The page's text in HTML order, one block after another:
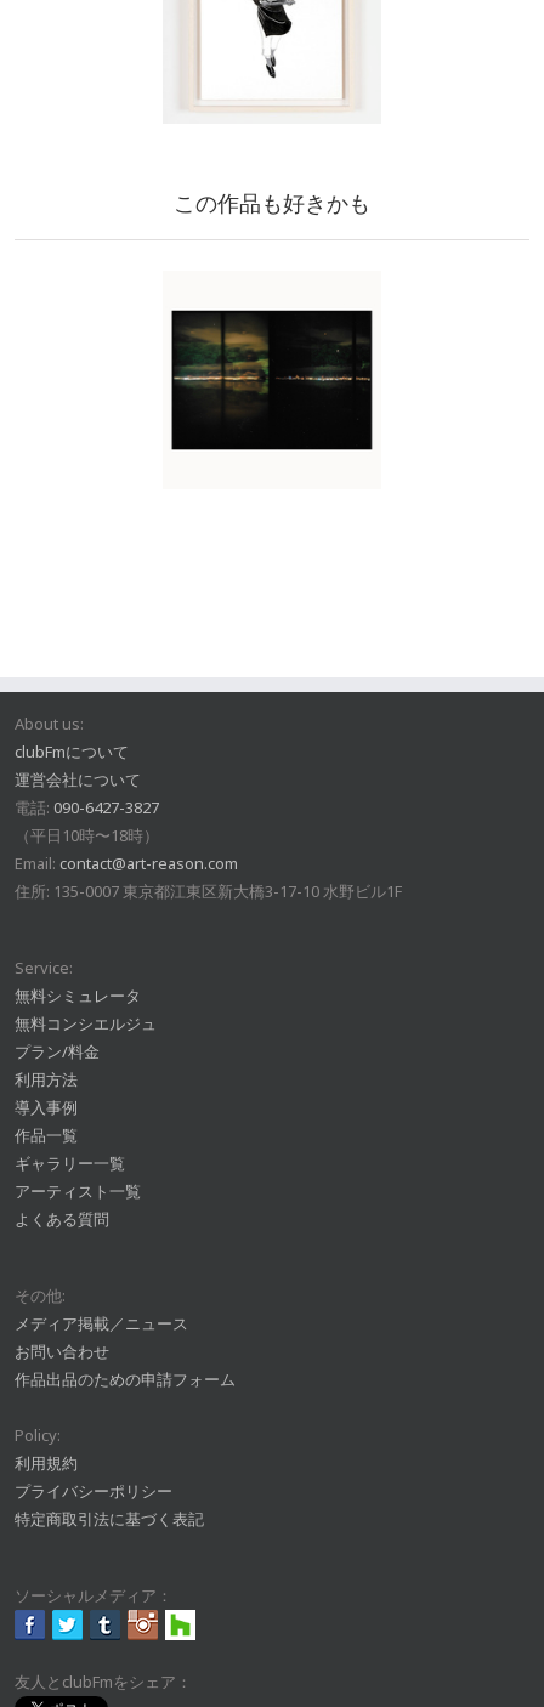
この作品も好きかも
About us:
clubFmについて
運営会社について
電話: 090-6427-3827
（平日10時〜18時）
Email: contact@art-reason.com
住所: 135-0007 東京都江東区新大橋3-17-10 水野ビル1F
Service:
無料シミュレータ
無料コンシエルジュ
プラン/料金
利用方法
導入事例
作品一覧
ギャラリー一覧
アーティスト一覧
よくある質問
その他:
メディア掲載／ニュース
お問い合わせ
作品出品のための申請フォーム
Policy:
利用規約
プライバシーポリシー
特定商取引法に基づく表記
ソーシャルメディア：
友人とclubFmをシェア：